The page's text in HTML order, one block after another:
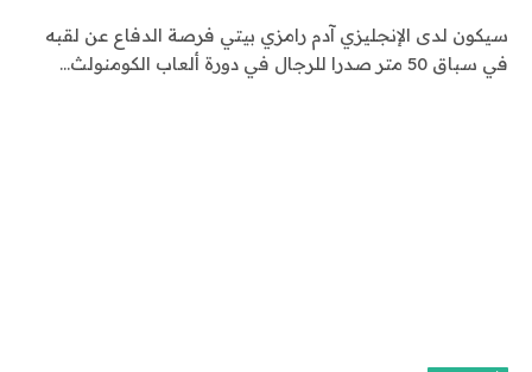
سيكون لدى الإنجليزي آدم رامزي بيتي فرصة الدفاع عن لقبه
في سباق 50 متر صدرا للرجال في دورة ألعاب الكومنولث…